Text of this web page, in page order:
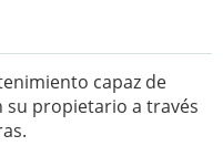
capaz de
su propietario a través